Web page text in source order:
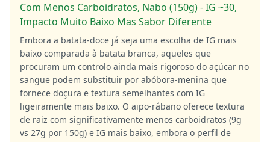
Com Menos Carboidratos, Nabo (150g) - IG ~30,
Impacto Muito Baixo Mas Sabor Diferente
Embora a batata-doce já seja uma escolha de IG mais
baixo comparada à batata branca, aqueles que
procuram um controlo ainda mais rigoroso do açúcar no
sangue podem substituir por abóbora-menina que
fornece doçura e textura semelhantes com IG
ligeiramente mais baixo. O aipo-rábano oferece textura
de raiz com significativamente menos carboidratos (9g
vs 27g por 150g) e IG mais baixo, embora o perfil de